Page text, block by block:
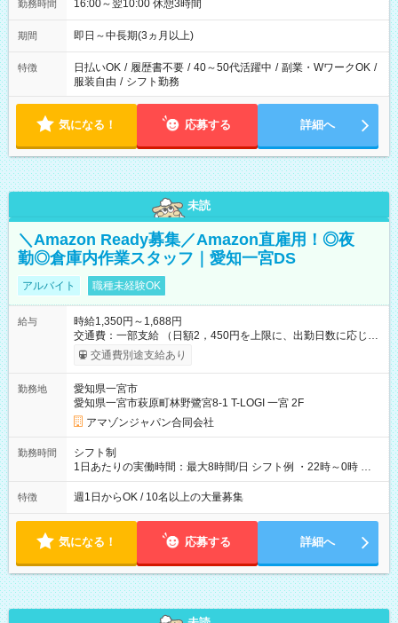
勤務時間 16:00～翌10:00 休憩3時間
期間 即日～中長期(3ヵ月以上)
特徴 日払いOK / 履歴書不要 / 40～50代活躍中 / 副業・WワークOK /
服装自由 / シフト勤務
気になる！ 応募する 詳細へ
未読
＼Amazon Ready募集／Amazon直雇用！◎夜
勤◎倉庫内作業スタッフ｜愛知一宮DS
アルバイト 職種未経験OK
給与
時給1,350円～1,688円
交通費：一部支給 （日額2，450円を上限に、出勤日数に応じて
実費支給） ※22:00～翌5:00までは時給25%UP！ ■給与前払い
制度あり ※前払い額の上限あり、手数料無料（Amazon負担）
交通費別途支給あり
勤務地
愛知県一宮市
愛知県一宮市萩原町林野鷺宮8-1 T-LOGI 一宮 2F
アマゾンジャパン合同会社
勤務時間
シフト制
1日あたりの実働時間：最大8時間/日 シフト例 ・22時～0時 入
社後、就業可能シフトをご確認の上、申請してください。
特徴 週1日からOK / 10名以上の大量募集
気になる！ 応募する 詳細へ